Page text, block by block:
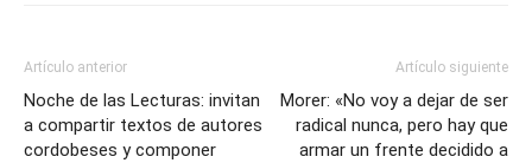
Artículo anterior
Noche de las Lecturas: invitan
a compartir textos de autores
cordobeses y componer
Artículo siguiente
Morer: «No voy a dejar de ser
radical nunca, pero hay que
armar un frente decidido a